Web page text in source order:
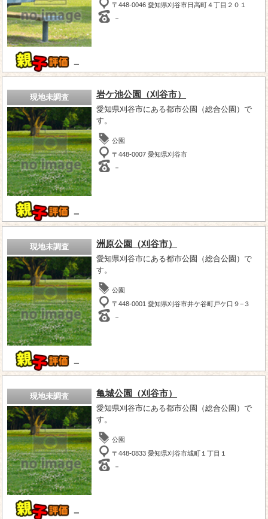
－
〒448-0046 愛知県刈谷市日高町４丁目２０１
－
現地未調査
－
岩ケ池公園（刈谷市）
愛知県刈谷市にある都市公園（総合公園）で
す。
公園
〒448-0007 愛知県刈谷市
－
現地未調査
－
洲原公園（刈谷市）
愛知県刈谷市にある都市公園（総合公園）で
す。
公園
〒448-0001 愛知県刈谷市井ケ谷町戸ケ口９−３
－
現地未調査
－
亀城公園（刈谷市）
愛知県刈谷市にある都市公園（総合公園）で
す。
公園
〒448-0833 愛知県刈谷市城町１丁目１
－